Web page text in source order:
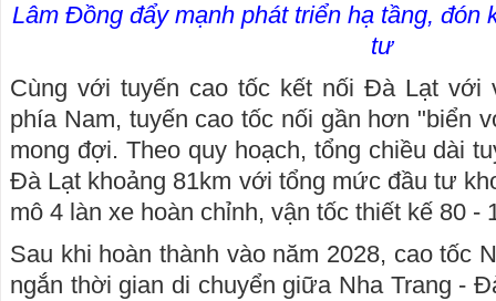
Lâm Đồng đẩy mạnh phát triển hạ tầng, đón
tư
Cùng với tuyến cao tốc kết nối Đà Lạt với
phía Nam, tuyến cao tốc nối gần hơn "biển
mong đợi. Theo quy hoạch, tổng chiều dài
Đà Lạt khoảng 81km với tổng mức đầu tư
mô 4 làn xe hoàn chỉnh, vận tốc thiết kế 80 -
Sau khi hoàn thành vào năm 2028, cao tốc
ngắn thời gian di chuyển giữa Nha Trang -